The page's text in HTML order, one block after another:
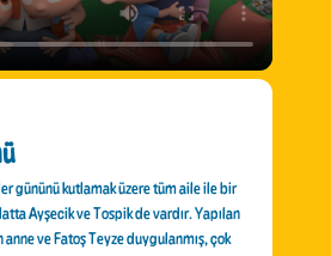
gününü kutlamak üzere tüm aile ile bir
Ayşecik ve Tospik de vardır. Yapılan
ve Fatoş Teyze duygulanmış, çok